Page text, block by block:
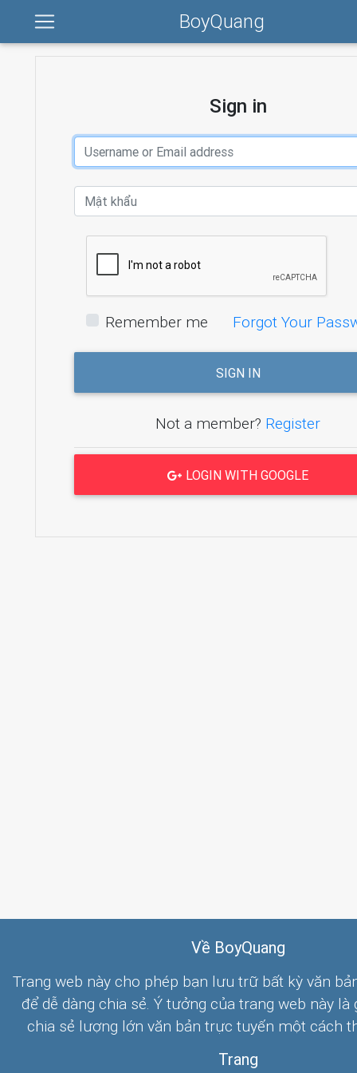
BoyQuang
Sign in
Remember me Forgot Your
SIGN IN
Not a member? Register
LOGIN WITH GOOGLE
Về BoyQuang
Trang web này cho phép bạn lưu trữ bất kỳ văn
để dễ dàng chia sẻ. Ý tưởng của trang web này
chia sẻ lượng lớn văn bản trực tuyến một cách
Trang